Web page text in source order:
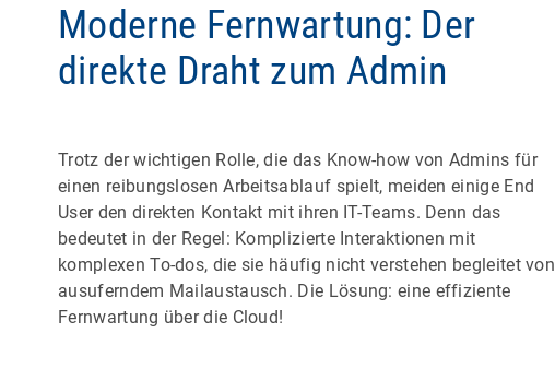
Moderne Fernwartung: Der
direkte Draht zum Admin
Trotz der wichtigen Rolle, die das Know-how von Admins für
einen reibungslosen Arbeitsablauf spielt, meiden einige End
User den direkten Kontakt mit ihren IT-Teams. Denn das
bedeutet in der Regel: Komplizierte Interaktionen mit
komplexen To-dos, die sie häufig nicht verstehen begleitet von
ausuferndem Mailaustausch. Die Lösung: eine effiziente
Fernwartung über die Cloud!